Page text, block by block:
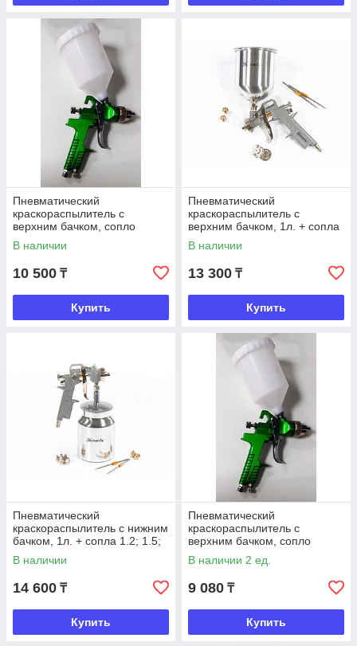
Пневматический
краскораспылитель с
верхним бачком, сопло
1.4мм
В наличии
10 500 ₸
Купить
Пневматический
краскораспылитель с
верхним бачком, 1л. + сопла
1.2; 1.5; 1.8мм. Matrix
В наличии
13 300 ₸
Купить
Пневматический
краскораспылитель с нижним
бачком, 1л. + сопла 1.2; 1.5;
1.8мм. Matrix
В наличии
14 600 ₸
Купить
Пневматический
краскораспылитель с
верхним бачком, сопло
1.7мм
В наличии 2 ед.
9 080 ₸
Купить